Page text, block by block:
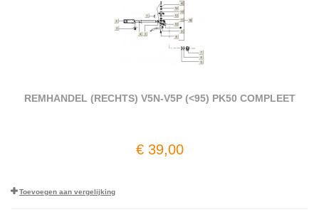
REMHANDEL (RECHTS) V5N-V5P (<95) PK50 COMPLEET
€ 39,00
Toevoegen aan vergelijking